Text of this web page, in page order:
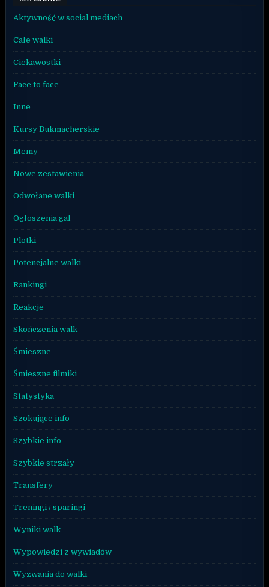
Aktywność w social mediach
Całe walki
Ciekawostki
Face to face
Inne
Kursy Bukmacherskie
Memy
Nowe zestawienia
Odwołane walki
Ogłoszenia gal
Plotki
Potencjalne walki
Rankingi
Reakcje
Skończenia walk
Śmieszne
Śmieszne filmiki
Statystyka
Szokujące info
Szybkie info
Szybkie strzały
Transfery
Treningi / sparingi
Wyniki walk
Wypowiedzi z wywiadów
Wyzwania do walki